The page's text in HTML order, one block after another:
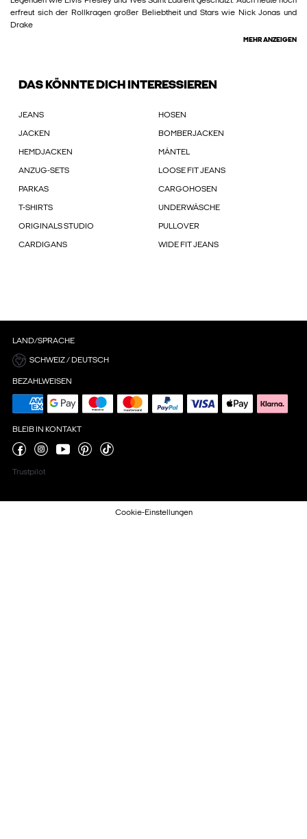
erfreut sich der Rollkragen großer Beliebtheit und Stars wie Nick Jonas und
Drake
MEHR ANZEIGEN
DAS KÖNNTE DICH INTERESSIEREN
JEANS HOSEN
JACKEN BOMBERJACKEN
HEMDJACKEN MÄNTEL
ANZUG-SETS LOOSE FIT JEANS
PARKAS CARGOHOSEN
T-SHIRTS UNDERWÄSCHE
ORIGINALS STUDIO PULLOVER
CARDIGANS WIDE FIT JEANS
LAND/SPRACHE
SCHWEIZ / DEUTSCH
BEZAHLWEISEN
BLEIB IN KONTAKT
Trustpilot
Cookie-Einstellungen